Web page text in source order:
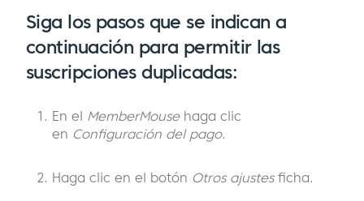
Siga los pasos que se indican a
continuación para permitir las
suscripciones duplicadas:
En el MemberMousehaga clic
en Configuración del pago.
Haga clic en el botón Otros ajustesficha.